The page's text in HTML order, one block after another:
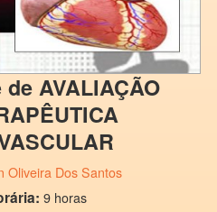
AVALIAÇÃO
Oliveira Dos Santos
9 horas